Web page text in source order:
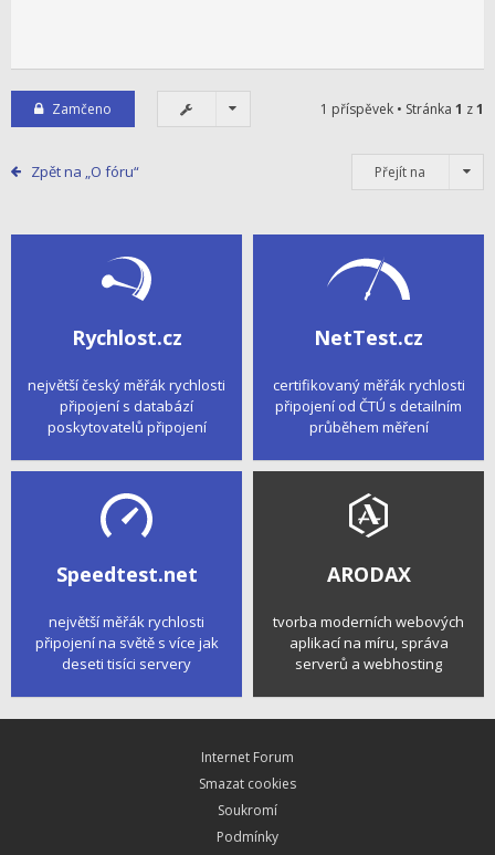
Zamčeno 1 příspěvek • Stránka 1 z1
Zpět na „O fóru“ Přejít na
Rychlost.cz
největší český měřák rychlosti
připojení s databází
poskytovatelů připojení
NetTest.cz
certifikovaný měřák rychlosti
připojení od ČTÚ s detailním
průběhem měření
Speedtest.net
největší měřák rychlosti
připojení na světě s více jak
deseti tisíci servery
ARODAX
tvorba moderních webových
aplikací na míru, správa
serverů a webhosting
Internet Forum
Smazat cookies
Soukromí
Podmínky